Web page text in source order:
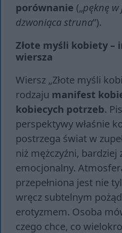
porównanie („pęknę
dzwoniąca struna”).
Złote myśli kobiety
wiersza
Wiersz „Złote myśli
rodzaju manifest
kobiecych potrzeb.
perspektywy właśnie
postrzega świat w
niż mężczyźni, bardziej
emocjonalny.
przepełniona jest nie
wręcz subtelnym
erotyzmem. Osoba
czego chce, co